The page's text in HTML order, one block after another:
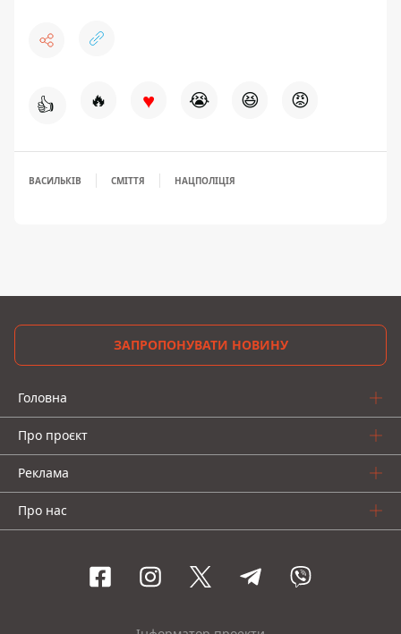
👍 🔥 ♥ 😭 😆 😡
ВАСИЛЬКІВ СМІТТЯ НАЦПОЛІЦІЯ
ЗАПРОПОНУВАТИ НОВИНУ
Головна
Про проєкт
Реклама
Про нас